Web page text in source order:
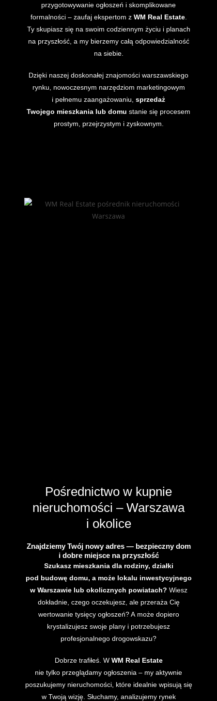
przygotowywanie ogłoszeń i skomplikowane
formalności – zaufaj ekspertom z WM Real Estate.
Ty skupiasz się na swoim codziennym życiu i planach
na przyszłość, a my bierzemy całą odpowiedzialność
na siebie.
Dzięki naszej doskonałej znajomości warszawskiego
rynku, nowoczesnym narzędziom marketingowym
i pełnemu zaangażowaniu, sprzedaż
Twojego mieszkania lub domu stanie się procesem
prostym, przejrzystym i zyskownym.
Pośrednictwo w kupnie
nieruchomości – Warszawa
i okolice
Znajdziemy Twój nowy adres — bezpieczny dom
i dobre miejsce na przyszłość
Szukasz mieszkania dla rodziny, działki
pod budowę domu, a może lokalu inwestycyjnego
w Warszawie lub okolicznych powiatach? Wiesz
dokładnie, czego oczekujesz, ale przeraża Cię
wertowanie tysięcy ogłoszeń? A może dopiero
krystalizujesz swoje plany i potrzebujesz
profesjonalnego drogowskazu?
Dobrze trafiłeś. W WM Real Estate
nie tylko przeglądamy ogłoszenia – my aktywnie
poszukujemy nieruchomości, które idealnie wpisują się
w Twoją wizję. Słuchamy, analizujemy rynek